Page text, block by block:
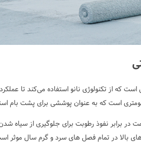
که از تکنولوژی نانو استفاده می‌کند تا
است که به عنوان پوششی برای پشت بام
در برابر نفوذ رطوبت برای جلوگیری از سیاه
بالا در تمام فصل های سرد و گرم سال موثر